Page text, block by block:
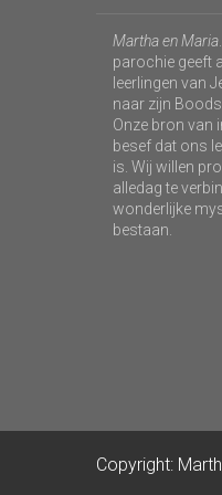
Martha en Maria
parochie geeft
leerlingen van
naar zijn
Onze bron van
besef dat ons
is. Wij willen
alledag te
wonderlijke
bestaan.
Copyright: